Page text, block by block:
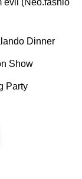
Dinner
Show
Party